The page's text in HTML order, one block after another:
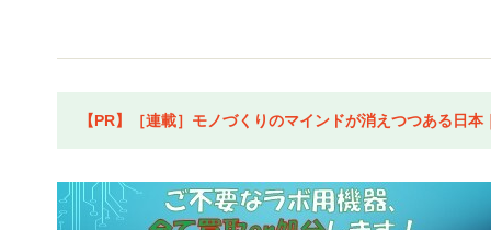
【PR】［連載］モノづくりのマインドが消えつつある日